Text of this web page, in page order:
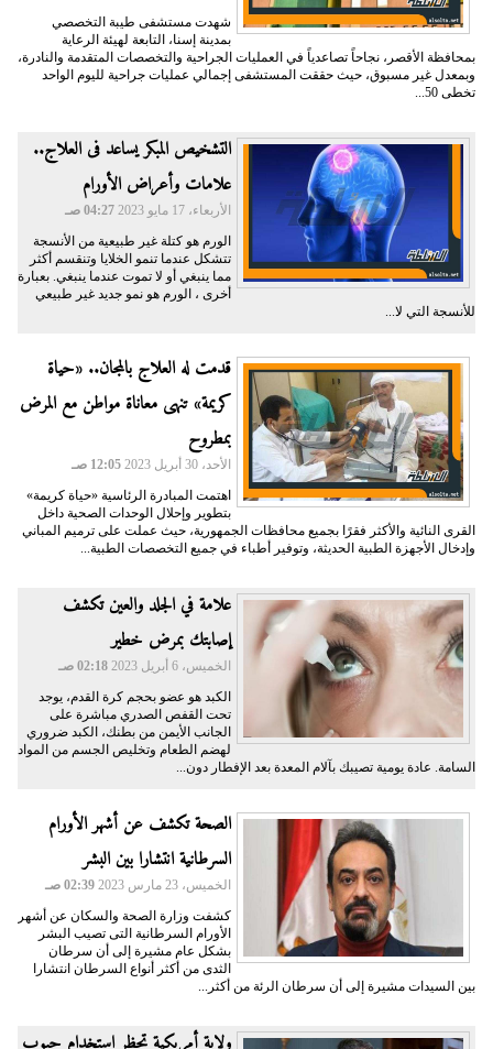
شهدت مستشفى طيبة التخصصي
بمدينة إسنا، التابعة لهيئة الرعاية
بمحافظة الأقصر، نجاحاً تصاعدياً في العمليات الجراحية والتخصصات المتقدمة والنادرة،
وبمعدل غير مسبوق، حيث حققت المستشفى إجمالي عمليات جراحية لليوم الواحد
تخطى 50...
التشخيص المبكر يساعد فى العلاج..
علامات وأعراض الأورام
الأربعاء، 17 مايو 2023
04:27 صـ
الورم هو كتلة غير طبيعية من الأنسجة
تتشكل عندما تنمو الخلايا وتنقسم أكثر
مما ينبغي أو لا تموت عندما ينبغي. بعبارة
أخرى ، الورم هو نمو جديد غير طبيعي
للأنسجة التي لا...
قدمت له العلاج بالمجان.. «حياة
كريمة» تنهى معاناة مواطن مع المرض
بمطروح
الأحد، 30 أبريل 2023
12:05 صـ
اهتمت المبادرة الرئاسية «حياة كريمة»
بتطوير وإحلال الوحدات الصحية داخل
القرى النائية والأكثر فقرًا بجميع محافظات الجمهورية، حيث عملت على ترميم المباني
وإدخال الأجهزة الطبية الحديثة، وتوفير أطباء في جميع التخصصات الطبية...
علامة في الجلد والعين تكشف
إصابتك بمرض خطير
الخميس، 6 أبريل 2023
02:18 صـ
الكبد هو عضو بحجم كرة القدم، يوجد
تحت القفص الصدري مباشرة على
الجانب الأيمن من بطنك، الكبد ضروري
لهضم الطعام وتخليص الجسم من المواد
السامة. عادة يومية تصيبك بآلام المعدة بعد الإفطار دون...
الصحة تكشف عن أشهر الأورام
السرطانية انتشارا بين البشر
الخميس، 23 مارس 2023
02:39 صـ
كشفت وزارة الصحة والسكان عن أشهر
الأورام السرطانية التى تصيب البشر
بشكل عام مشيرة إلى أن سرطان
الثدى من أكثر أنواع السرطان انتشارا
بين السيدات مشيرة إلى أن سرطان الرئة من أكثر...